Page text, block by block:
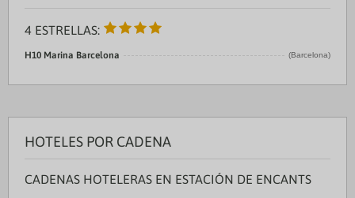
4 ESTRELLAS:
H10 Marina Barcelona (Barcelona)
HOTELES POR CADENA
CADENAS HOTELERAS EN ESTACIÓN DE ENCANTS